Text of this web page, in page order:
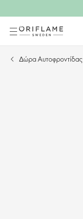
Δώρα Αυτοφροντίδας